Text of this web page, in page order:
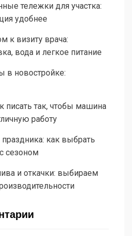
тележки для участка:
удобнее
к визиту врача:
вода и легкое питание
в новостройке:
так, чтобы машина
работу
как выбрать
сезоном
и откачки: выбираем